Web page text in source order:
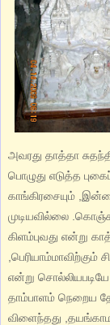
அவரது தாத்தா
பொழுது எடுத்த
காங்கிரசையும்
முடியவில்லை
கிளம்புவது என்று
என்று
தாம்பாளம் நெறைய
விளைந்தது